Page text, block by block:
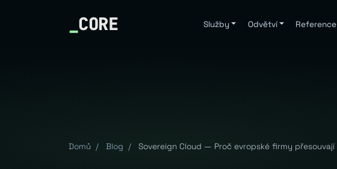
_CORE Služby Odvětví Reference
Domů / Blog / Sovereign Cloud — Proč evropské firmy